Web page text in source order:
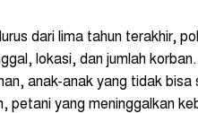
dari lima tahun terakhir,
lokasi, dan jumlah
anak-anak yang tidak
petani yang meninggalkan